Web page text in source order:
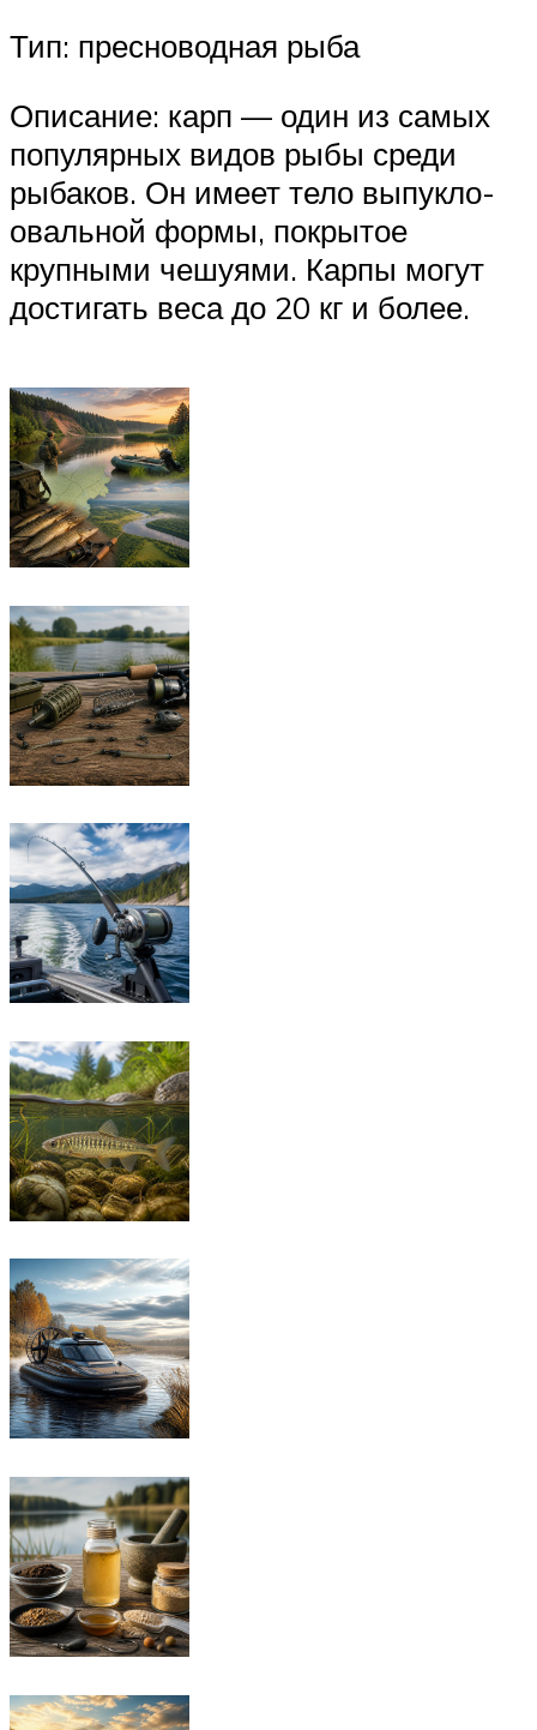
Тип: пресноводная рыба
Описание: карп — один из самых
популярных видов рыбы среди
рыбаков. Он имеет тело выпукло-
овальной формы, покрытое
крупными чешуями. Карпы могут
достигать веса до 20 кг и более.